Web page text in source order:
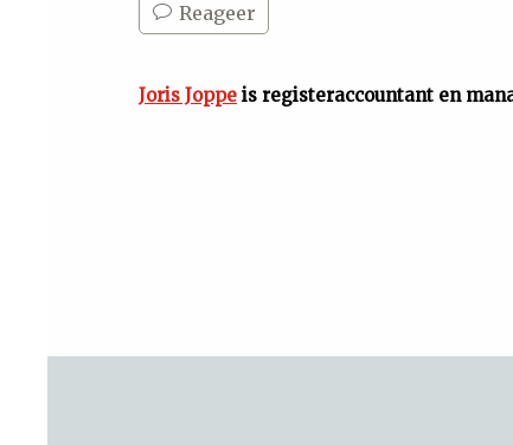
Reageer
Joris Joppe is registeraccountant en